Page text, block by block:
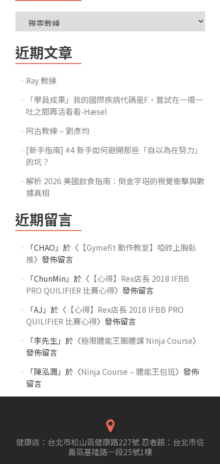
近期文章
Ray 教練
「學員成果」我的國際疾病代碼是F，嘗試在一吸一
吐之間再活看看-Hæsel
阿古教練 – 劉彥均
[新手指南] #4 新手如何避開那些「自以為在努力」
的坑？
解析 2026 美國飲食指南：倒金字塔的視覺衝擊與數
據真相
近期留言
「CHAO 」於〈 【Gymefit 動作教室】啞鈴上胸臥
推〉發佈留言
「ChunMin」於〈 【心得】Rex店長 2018 IFBB
PRO QUILIFIER 比賽心得〉發佈留言
「AJ 」於〈 【心得】Rex店長 2018 IFBB PRO
QUILIFIER 比賽心得〉發佈留言
「李先生」於〈極限體能王團體課 Ninja Course〉
發佈留言
「陳泓潤 」於〈Ninja Course – 體能王包班〉發佈
留言
健康店：台北市松山區健康路227號 忍者館：台北市信
義區基隆路一段25號1樓